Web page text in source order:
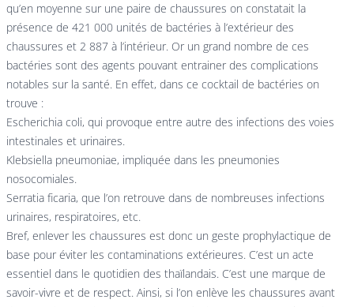
qu’en moyenne sur une paire de chaussures on constatait la
présence de 421 000 unités de bactéries à l’extérieur des
chaussures et 2 887 à l’intérieur. Or un grand nombre de ces
bactéries sont des agents pouvant entrainer des complications
notables sur la santé. En effet, dans ce cocktail de bactéries on
trouve :
Escherichia coli, qui provoque entre autre des infections des voies
intestinales et urinaires.
Klebsiella pneumoniae, impliquée dans les pneumonies
nosocomiales.
Serratia ficaria, que l’on retrouve dans de nombreuses infections
urinaires, respiratoires, etc.
Bref, enlever les chaussures est donc un geste prophylactique de
base pour éviter les contaminations extérieures. C’est un acte
essentiel dans le quotidien des thaïlandais. C’est une marque de
savoir-vivre et de respect. Ainsi, si l’on enlève les chaussures avant